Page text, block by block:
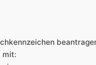
mit: